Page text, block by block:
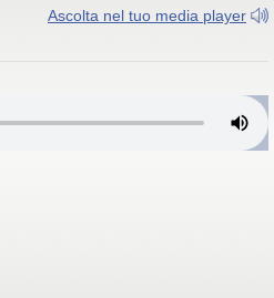
Ascolta nel tuo media player